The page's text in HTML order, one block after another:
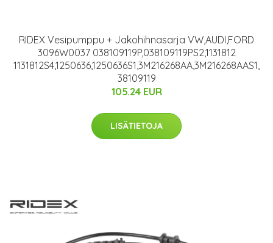
RIDEX Vesipumppu + Jakohihnasarja VW,AUDI,FORD
3096W0037 038109119P,038109119PS2,1131812
1131812S4,1250636,1250636S1,3M216268AA,3M216268AAS1,
38109119
105.24 EUR
LISÄTIETOJA